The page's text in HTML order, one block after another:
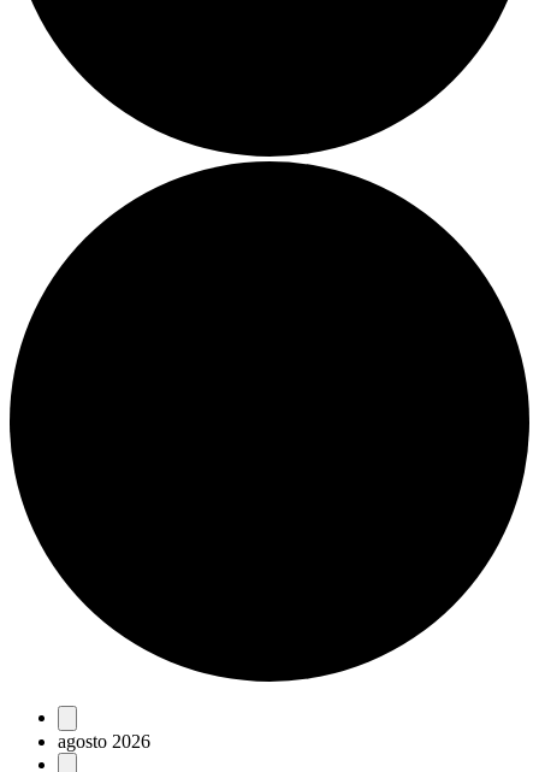
Eventos
agosto 2026